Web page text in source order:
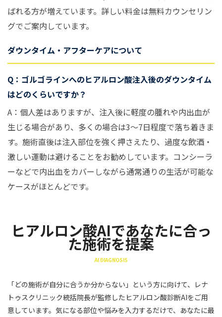
ばれる方が増えています。詳しい料金は無料カウンセリン
グでご案内しています。
ダウンタイム・アフターケアについて
Q：ゴルゴラインへのヒアルロン酸注入後のダウンタイム
はどのくらいですか？
A：個人差はありますが、注入後に軽度の腫れや内出血が
生じる場合があり、多くの場合は3〜7日程度で落ち着きま
す。施術直後は注入部位を強く押さえたり、過度な飲酒・
激しい運動は避けることをお勧めしています。コンシーラ
ーなどで内出血をカバーしながら通常通りの生活が可能な
ケースがほとんどです。
ヒアルロン酸AIであなたに合っ
た施術を提案
AI DIAGNOSIS
「どの施術が自分に合うか分からない」という方に向けて、レナ
トゥスクリニック統括院長が監修したヒアルロン酸診断AIをご用
意しています。気になる部位や悩みを入力するだけで、あなたに最